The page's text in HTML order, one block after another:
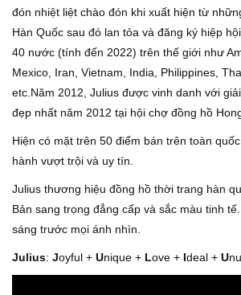
đón nhiệt liệt chào đón khi xuất hiện từ
Hàn Quốc sau đó lan tỏa và đăng ký hiệp
40 nước (tính đến 2022) trên thế giới như
Mexico, Iran, Vietnam, India, Philippines,
etc.Năm 2012, Julius được vinh danh với
đẹp nhất năm 2012 tại hội chợ đồng hồ
Hiện có mặt trên 50 điểm bán trên toàn
hành vượt trội và uy tín.
Julius thương hiệu đồng hồ thời trang hàn
Bản sang trọng đẳng cấp và sắc màu tinh
sáng trước mọi ánh nhìn.
Julius: Joyful + Unique + Love + Ideal + U